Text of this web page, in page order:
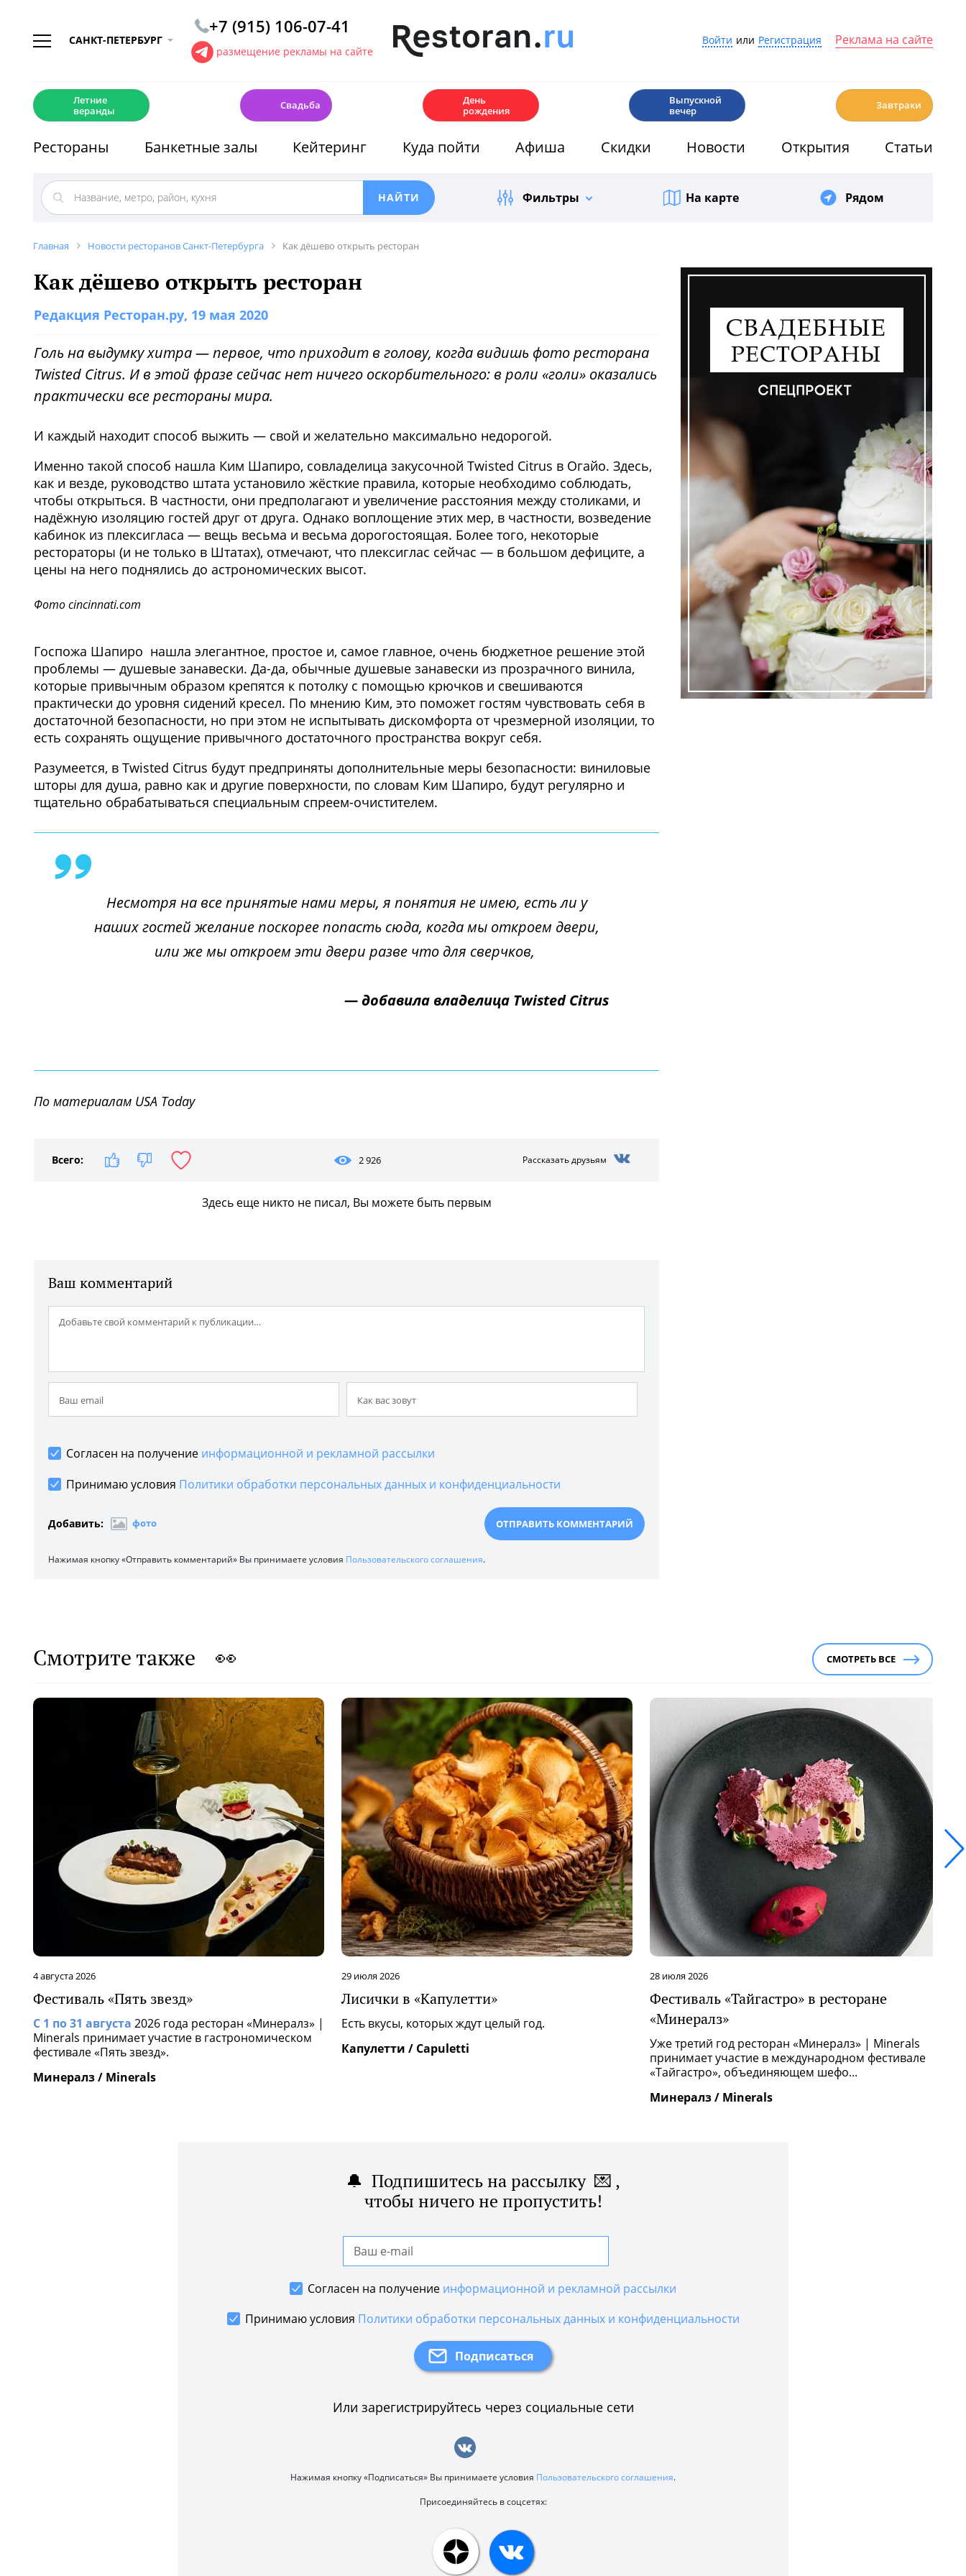
САНКТ-ПЕТЕРБУРГ
+7 (915) 106-07-41
размещение рекламы на сайте
Войти или Регистрация Реклама на сайте
Летние
веранды
Свадьба
День
рождения
Выпускной
вечер
Завтраки
Рестораны Банкетные залы Кейтеринг Куда пойти Афиша Скидки Новости Открытия Статьи
Фильтры На карте Рядом
Главная Новости ресторанов Санкт-Петербурга Как дёшево открыть ресторан
Как дёшево открыть ресторан
Редакция Ресторан.ру, 19 мая 2020
Голь на выдумку хитра — первое, что приходит в голову, когда видишь фото ресторана
Twisted Citrus. И в этой фразе сейчас нет ничего оскорбительного: в роли «голи» оказались
практически все рестораны мира.
И каждый находит способ выжить — свой и желательно максимально недорогой.
Именно такой способ нашла Ким Шапиро, совладелица закусочной Twisted Citrus в Огайо. Здесь,
как и везде, руководство штата установило жёсткие правила, которые необходимо соблюдать,
чтобы открыться. В частности, они предполагают и увеличение расстояния между столиками, и
надёжную изоляцию гостей друг от друга. Однако воплощение этих мер, в частности, возведение
кабинок из плексигласа — вещь весьма и весьма дорогостоящая. Более того, некоторые
рестораторы (и не только в Штатах), отмечают, что плексиглас сейчас — в большом дефиците, а
цены на него поднялись до астрономических высот.
Фото cincinnati.com
Госпожа Шапиро нашла элегантное, простое и, самое главное, очень бюджетное решение этой
проблемы — душевые занавески. Да-да, обычные душевые занавески из прозрачного винила,
которые привычным образом крепятся к потолку с помощью крючков и свешиваются
практически до уровня сидений кресел. По мнению Ким, это поможет гостям чувствовать себя в
достаточной безопасности, но при этом не испытывать дискомфорта от чрезмерной изоляции, то
есть сохранять ощущение привычного достаточного пространства вокруг себя.
Разумеется, в Twisted Citrus будут предприняты дополнительные меры безопасности: виниловые
шторы для душа, равно как и другие поверхности, по словам Ким Шапиро, будут регулярно и
тщательно обрабатываться специальным спреем-очистителем.
Несмотря на все принятые нами меры, я понятия не имею, есть ли у
наших гостей желание поскорее попасть сюда, когда мы откроем двери,
или же мы откроем эти двери разве что для сверчков,
— добавила владелица Twisted Citrus
По материалам USA Today
Всего: 2 926 Рассказать друзьям
Здесь еще никто не писал, Вы можете быть первым
Ваш комментарий
Согласен на получение информационной и рекламной рассылки
Принимаю условия Политики обработки персональных данных и конфиденциальности
Добавить: фото
Нажимая кнопку «Отправить комментарий» Вы принимаете условия Пользовательского соглашения.
Смотрите также 👀 СМОТРЕТЬ ВСЕ
«Минералз» |
Лисички в «Капулетти»
Есть вкусы, которых ждут целый год.
Капулетти / Capuletti
Фестиваль «Тайгастро» в ресторане
«Минералз»
Уже третий год ресторан «Минералз» | Minerals
принимает участие в международном фестивале
Обновление меню в ресторане
продолжая развивать идею кухни на
и Азии.
Итамеши / Itameshi
🔔 Подпишитесь на рассылку 💌 ,
чтобы ничего не пропустить!
Согласен на получение информационной и рекламной рассылки
Принимаю условия Политики обработки персональных данных и конфиденциальности
Или зарегистрируйтесь через социальные сети
Нажимая кнопку «Подписаться» Вы принимаете условия Пользовательского соглашения.
Присоединяйтесь в соцсетях: